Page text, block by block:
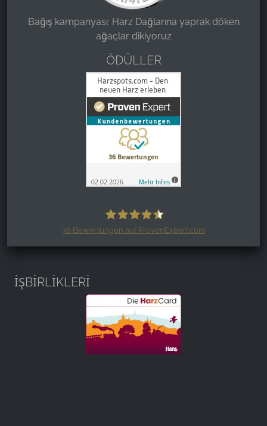
Bağış kampanyası: Harz Dağlarına yaprak döken
ağaçlar dikiyoruz
ÖDÜLLER
Harzspots.com - Den neuen Harz
36 Bewertungen auf ProvenExpert.com
İŞBİRLİKLERİ